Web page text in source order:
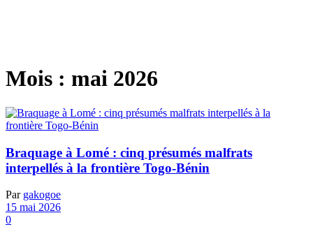
Mois : mai 2026
Braquage à Lomé : cinq présumés malfrats
interpellés à la frontière Togo-Bénin
Par gakogoe
15 mai 2026
0